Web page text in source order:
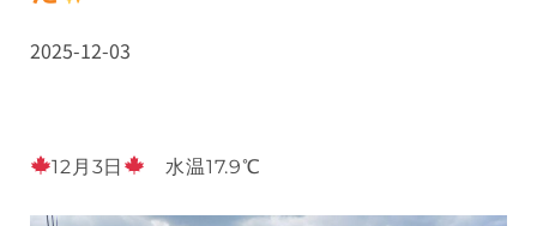
2025-12-03
12月3日 水温17.9℃